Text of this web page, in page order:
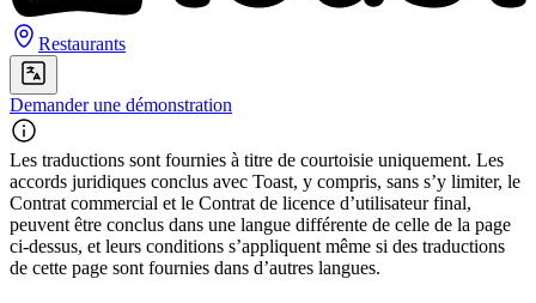
Restaurants
Demander une démonstration
Les traductions sont fournies à titre de courtoisie uniquement. Les
accords juridiques conclus avec Toast, y compris, sans s’y limiter, le
Contrat commercial et le Contrat de licence d’utilisateur final,
peuvent être conclus dans une langue différente de celle de la page
ci-dessus, et leurs conditions s’appliquent même si des traductions
de cette page sont fournies dans d’autres langues.